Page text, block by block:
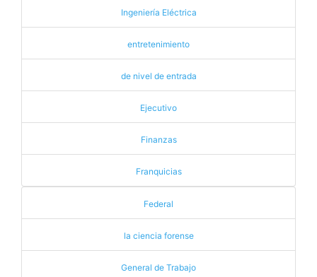
Ingeniería Eléctrica
entretenimiento
de nivel de entrada
Ejecutivo
Finanzas
Franquicias
Federal
la ciencia forense
General de Trabajo